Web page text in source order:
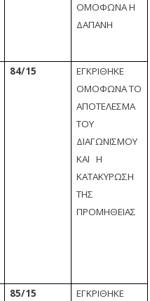
ΟΜΟΦΩΝΑ Η
ΔΑΠΑΝΗ
84/15
ΕΓΚΡΙΘΗΚΕ
ΟΜΟΦΩΝΑ ΤΟ
ΑΠΟΤΕΛΕΣΜΑ
ΤΟΥ
ΔΙΑΓΩΝΙΣΜΟΥ
ΚΑΙ Η
ΚΑΤΑΚΥΡΩΣΗ
ΤΗΣ
ΠΡΟΜΗΘΕΙΑΣ
85/15
ΕΓΚΡΙΘΗΚΕ